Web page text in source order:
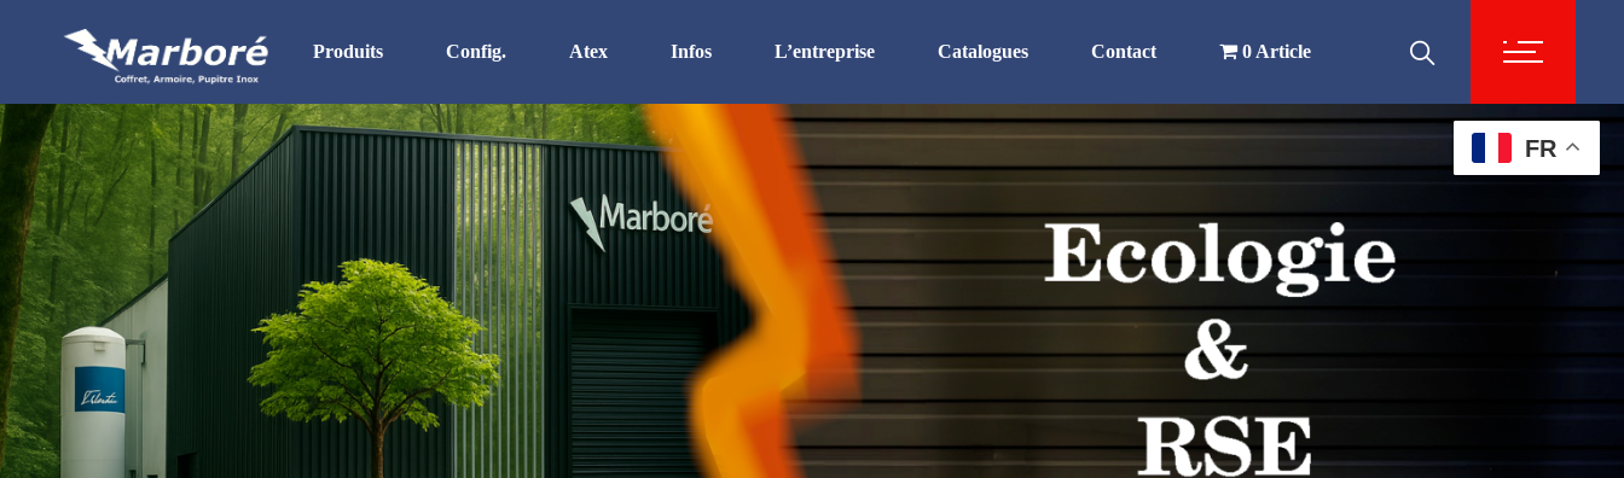
Produits
Stock Permanent
Boites & Boitiers Inox
Armoires
Pupitres
HD. IP 69K
Gamme UL
In Situ
Config. Atex
Atex
Enveloppe Inox Ex ec
Zone Ex eb
Infos
Certifications
RSE
Etanchéité
Les finitions
Le sur-mesure
Le thermique
L’entreprise
Organisation
Equipement
Recrutement
Histoire
Catalogues Contact 0 Article
FR